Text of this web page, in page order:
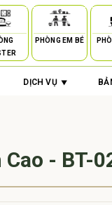
PHÒNG EM BÉ
DỊCH VỤ
- BT-